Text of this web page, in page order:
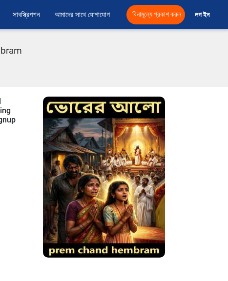
সাবস্ক্রিপশন আমাদের সাথে যোগাযোগ বিনামূল্যে প্রকাশ করুন লগ ইন